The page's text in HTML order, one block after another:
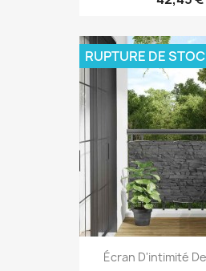
Écran D'intimité
RUPTURE DE